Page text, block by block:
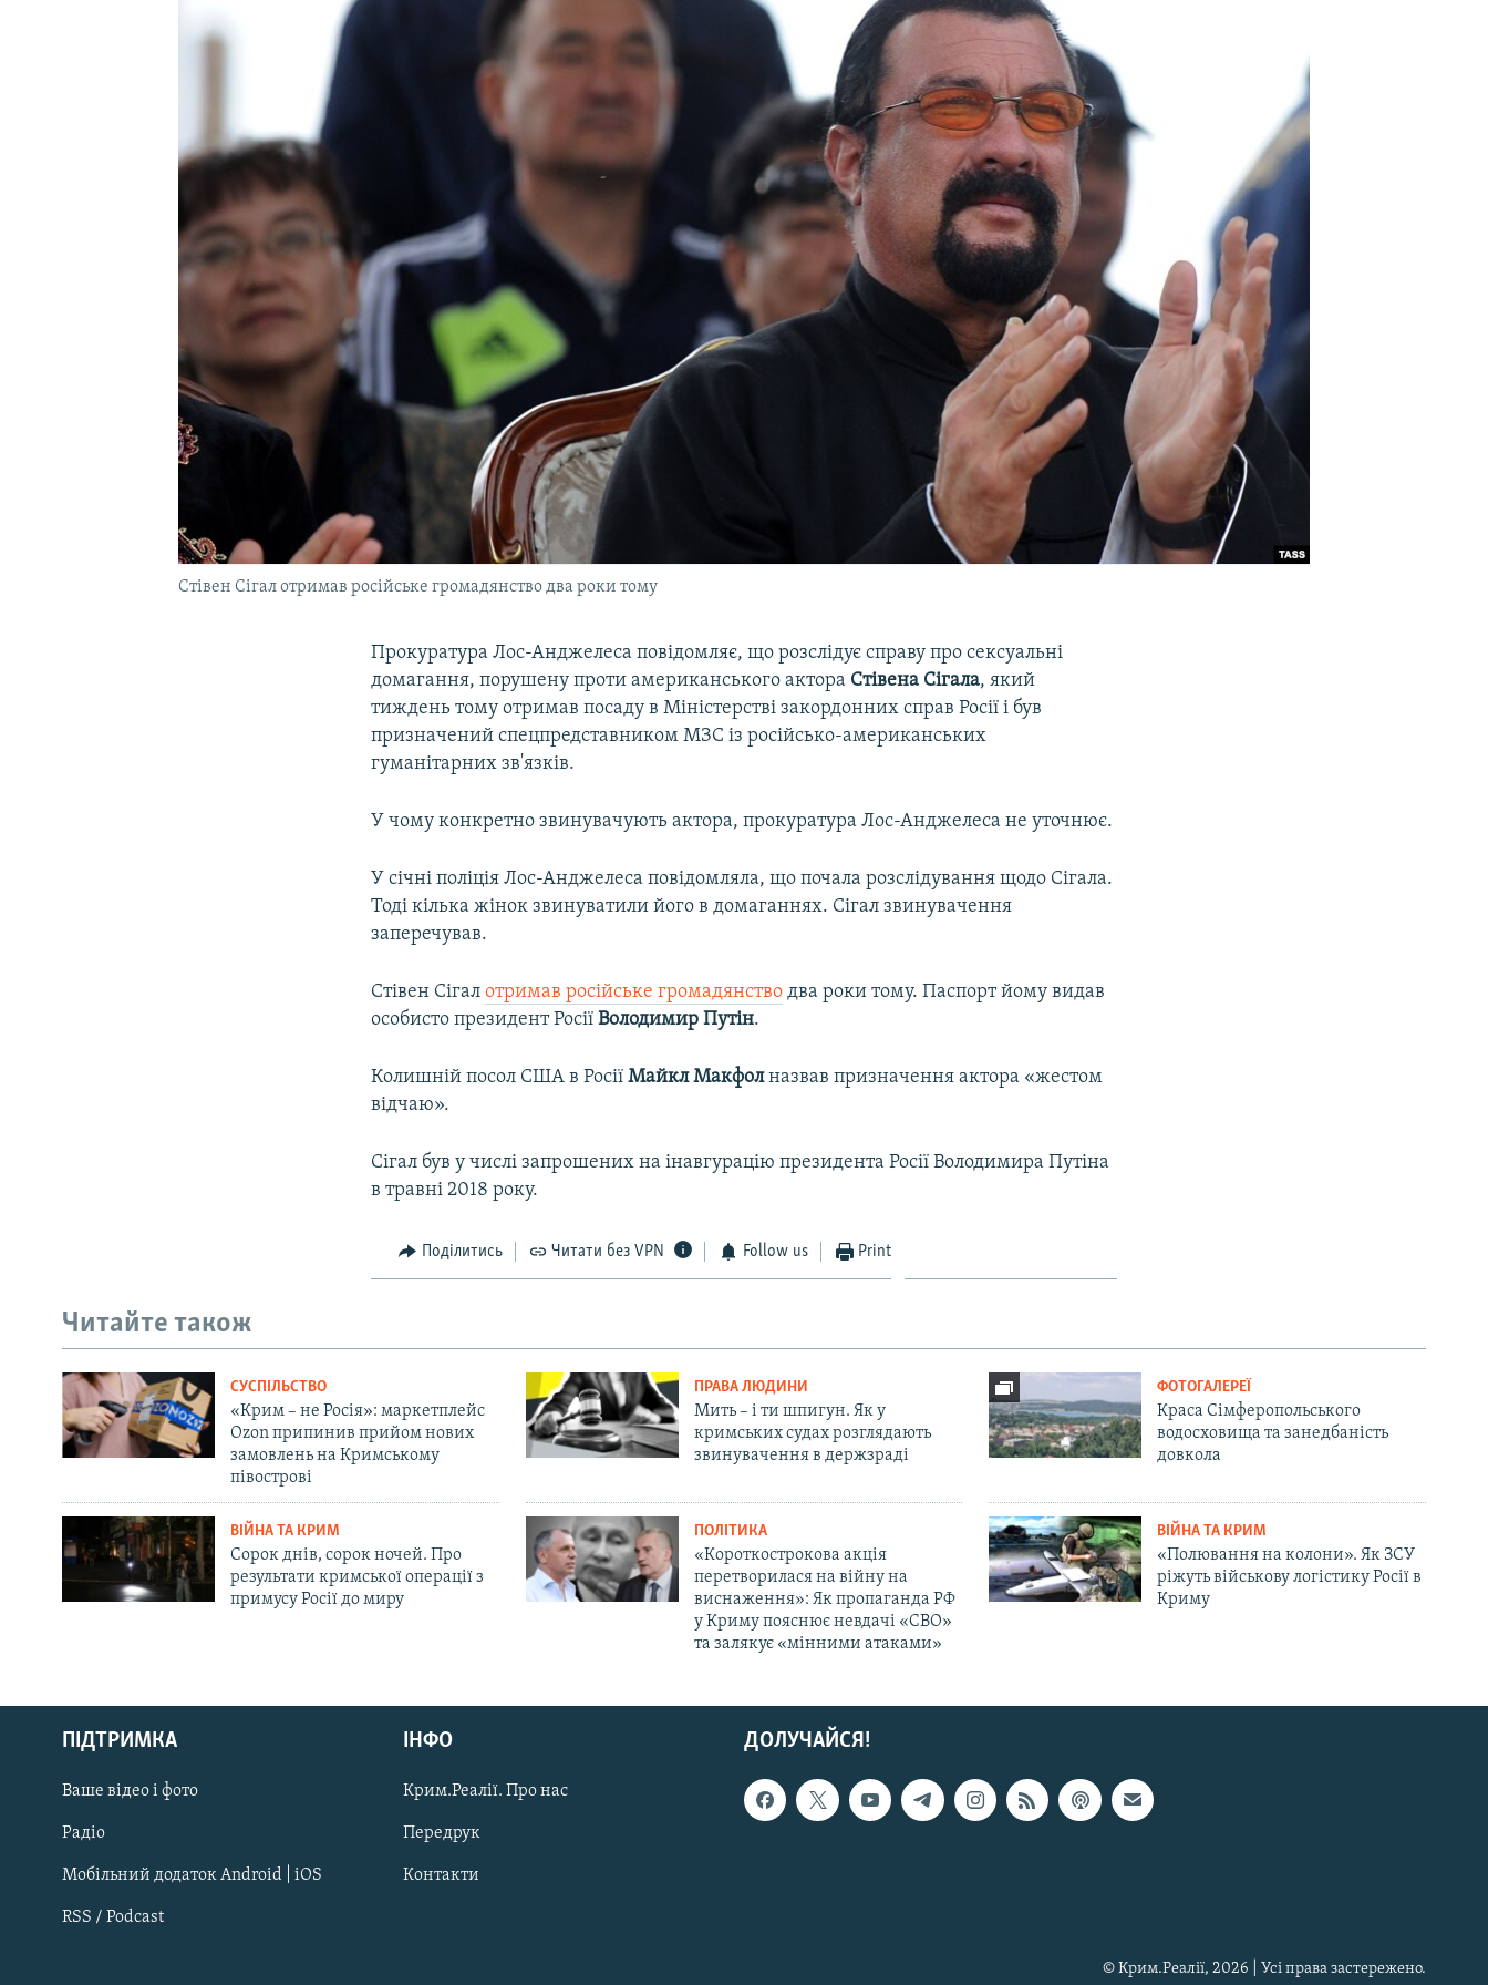
Русский
Qırımtatar
ДОЛУЧАЙСЯ!
Стівен Сігал отримав російське громадянство два роки тому
Прокуратура Лос-Анджелеса повідомляє, що розслідує справу про сексуальні
домагання, порушену проти американського актора Стівена Сігала, який
тиждень тому отримав посаду в Міністерстві закордонних справ Росії і був
призначений спецпредставником МЗС із російсько-американських
гуманітарних зв'язків.
У чому конкретно звинувачують актора, прокуратура Лос-Анджелеса не уточнює.
У січні поліція Лос-Анджелеса повідомляла, що почала розслідування щодо Сігала.
Тоді кілька жінок звинуватили його в домаганнях. Сігал звинувачення
заперечував.
Стівен Сігалотримав російське громадянство два роки тому. Паспорт йому видав
особисто президент РосіїВолодимир Путін.
Колишній посол США в РосіїМайкл Макфолназвав призначення актора «жестом
відчаю».
Сігал був у числі запрошених на інавгурацію президента Росії Володимира Путіна
в травні 2018 року.
Поділитись Читати без VPN Follow us Print
Читайте також
СУСПІЛЬСТВО
«Крим – не Росія»: маркетплейс
Ozon припинив прийом нових
замовлень на Кримському
півострові
ПРАВА ЛЮДИНИ
Мить – і ти шпигун. Як у
кримських судах розглядають
звинувачення в держзраді
ФОТОГАЛЕРЕЇ
Краса Сімферопольського
водосховища та занедбаність
довкола
ВІЙНА ТА КРИМ
Сорок днів, сорок ночей. Про
результати кримської операції з
примусу Росії до миру
ПОЛІТИКА
«Короткострокова акція
перетворилася на війну на
виснаження»: Як пропаганда РФ
у Криму пояснює невдачі «СВО»
та залякує «мінними атаками»
ВІЙНА ТА КРИМ
«Полювання на колони». Як ЗСУ
ріжуть військову логістику Росії в
Криму
ДОЛУЧАЙСЯ!
ПІДТРИМКА
Ваше відео і фото
Радіо
Мобільний додаток Android | iOS
RSS / Podcast
ІНФО
Крим.Реалії. Про нас
Передрук
Контакти
© Крим.Реалії, 2026 | Усі права застережено.